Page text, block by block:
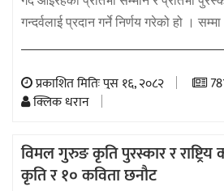
गन्दर्वलाई प्रदान गर्ने निर्णय गरेको हो । सम्मा
प्रकाशित मितिः पुस १६, २०८२
क्लिक धरान
विमल गुरुङ कृति पुरस्कार र राष्ट्रिय
कृति र १० कविता छनौट